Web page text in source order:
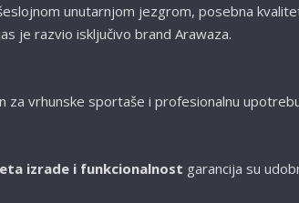
unutarnjom jezgrom, posebna
je razvio isključivo brand Arawaza.
za vrhunske sportaše i profesionalnu
izrade i funkcionalnost garancija su